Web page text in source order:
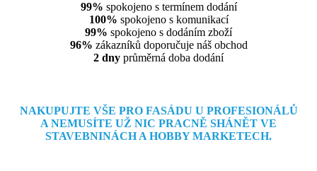
99% spokojeno s termínem dodání
100% spokojeno s komunikací
99% spokojeno s dodáním zboží
96% zákazníků doporučuje náš obchod
2 dny průměrná doba dodání
NAKUPUJTE VŠE PRO FASÁDU U PROFESIONÁLŮ
A NEMUSÍTE UŽ NIC PRACNĚ SHÁNĚT VE
STAVEBNINÁCH A HOBBY MARKETECH.